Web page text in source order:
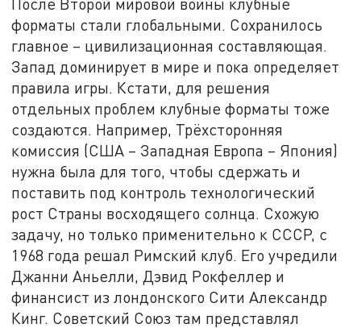
форматы стали глобальными. Сохранилось
главное – цивилизационная составляющая.
Запад доминирует в мире и пока определяет
правила игры. Кстати, для решения
отдельных проблем клубные форматы тоже
создаются. Например, Трёхсторонняя
комиссия (США – Западная Европа – Япония)
нужна была для того, чтобы сдержать и
поставить под контроль технологический
рост Страны восходящего солнца. Схожую
задачу, но только применительно к СССР, с
1968 года решал Римский клуб. Его учредили
Джанни Аньелли, Дэвид Рокфеллер и
финансист из лондонского Сити Александр
Кинг. Советский Союз там представлял